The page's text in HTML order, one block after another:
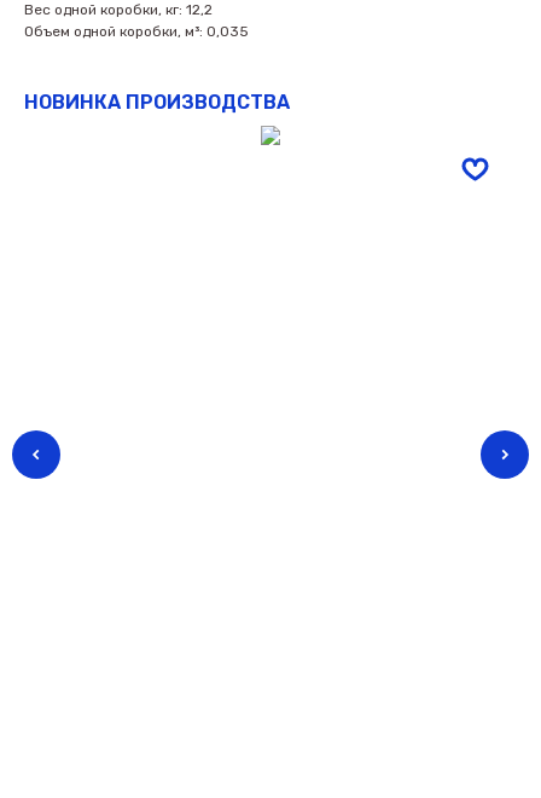
Вес одной коробки, кг: 12,2
Объем одной коробки, м³: 0,035
НОВИНКА ПРОИЗВОДСТВА